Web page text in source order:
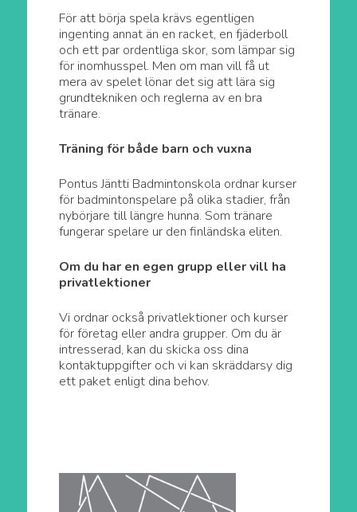
För att börja spela krävs egentligen
ingenting annat än en racket, en fjäderboll
och ett par ordentliga skor, som lämpar sig
för inomhusspel. Men om man vill få ut
mera av spelet lönar det sig att lära sig
grundtekniken och reglerna av en bra
tränare.
Träning för både barn och vuxna
Pontus Jäntti Badmintonskola ordnar kurser
för badmintonspelare på olika stadier, från
nybörjare till längre hunna. Som tränare
fungerar spelare ur den finländska eliten.
Om du har en egen grupp eller vill ha
privatlektioner
Vi ordnar också privatlektioner och kurser
för företag eller andra grupper. Om du är
intresserad, kan du skicka oss dina
kontaktuppgifter och vi kan skräddarsy dig
ett paket enligt dina behov.